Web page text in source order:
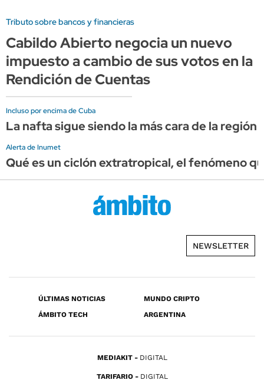
Tributo sobre bancos y financieras
Cabildo Abierto negocia un nuevo
impuesto a cambio de sus votos en la
Rendición de Cuentas
Incluso por encima de Cuba
La nafta sigue siendo la más cara de la
Alerta de Inumet
Qué es un ciclón extratropical, el fenómeno
NEWSLETTER
ÚLTIMAS NOTICIAS
MUNDO CRIPTO
ÁMBITO TECH
ARGENTINA
MEDIAKIT DIGITAL
TARIFARIO DIGITAL